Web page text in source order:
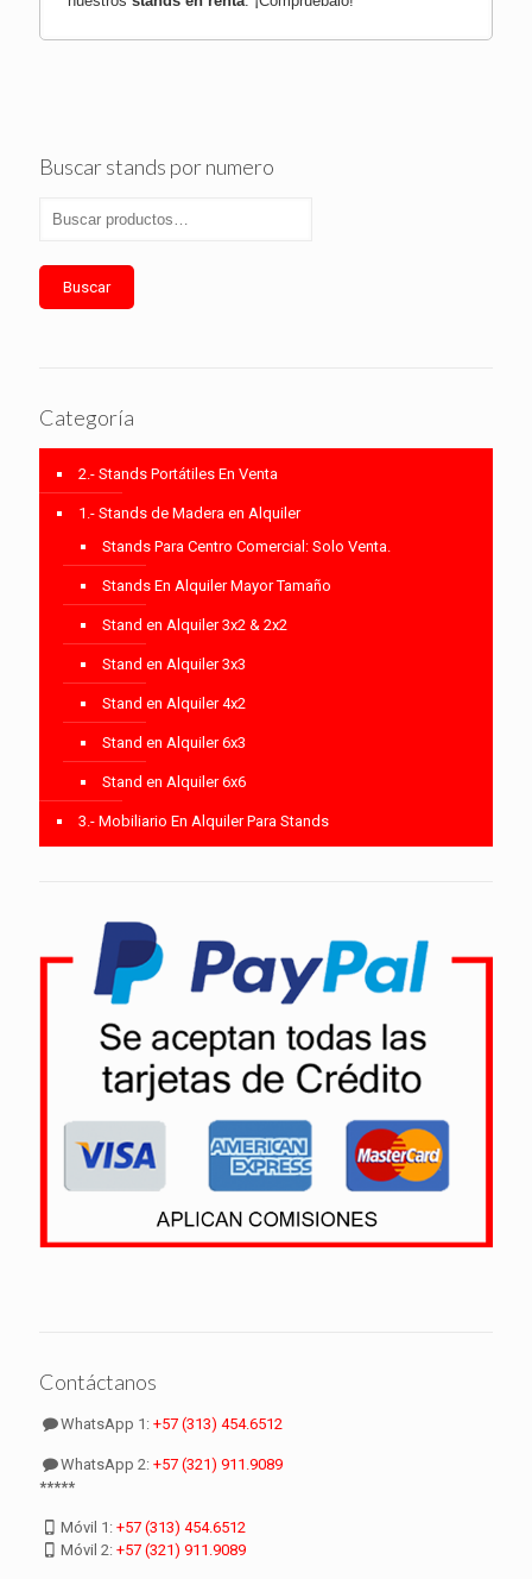
Buscar stands por numero
Buscar
Categoría
2.- Stands Portátiles En Venta
1.- Stands de Madera en Alquiler
Stands Para Centro Comercial: Solo Venta.
Stands En Alquiler Mayor Tamaño
Stand en Alquiler 3x2 & 2x2
Stand en Alquiler 3x3
Stand en Alquiler 4x2
Stand en Alquiler 6x3
Stand en Alquiler 6x6
3.- Mobiliario En Alquiler Para Stands
Contáctanos
WhatsApp 1:+57 (313) 454.6512
WhatsApp 2:+57 (321) 911.9089
*****
Móvil 1:+57 (313) 454.6512
Móvil 2:+57 (321) 911.9089